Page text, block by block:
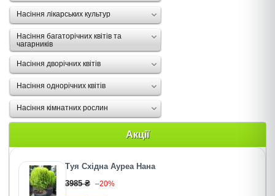
Насіння лікарських культур
Насіння багаторічних квітів та
чагарників
Насіння дворічних квітів
Насіння однорічних квітів
Насіння кімнатних рослин
Акції
Туя Східна Ауреа Нана
3985 ₴ –20%